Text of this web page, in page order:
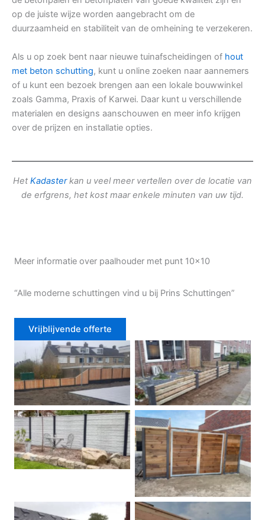
op de juiste wijze worden aangebracht om de
duurzaamheid en stabiliteit van de omheining te verzekeren.
Als u op zoek bent naar nieuwe tuinafscheidingen of hout
met beton schutting, kunt u online zoeken naar aannemers
of u kunt een bezoek brengen aan een lokale bouwwinkel
zoals Gamma, Praxis of Karwei. Daar kunt u verschillende
materialen en designs aanschouwen en meer info krijgen
over de prijzen en installatie opties.
Het Kadasterkan u veel meer vertellen over de locatie van
de erfgrens, het kost maar enkele minuten van uw tijd.
Meer informatie over paalhouder met punt 10×10
“Alle moderne schuttingen vind u bij Prins Schuttingen”
Vrijblijvende offerte
Douglas schutting Tuinhek voortuin
Betonschutting
Dubbele poort